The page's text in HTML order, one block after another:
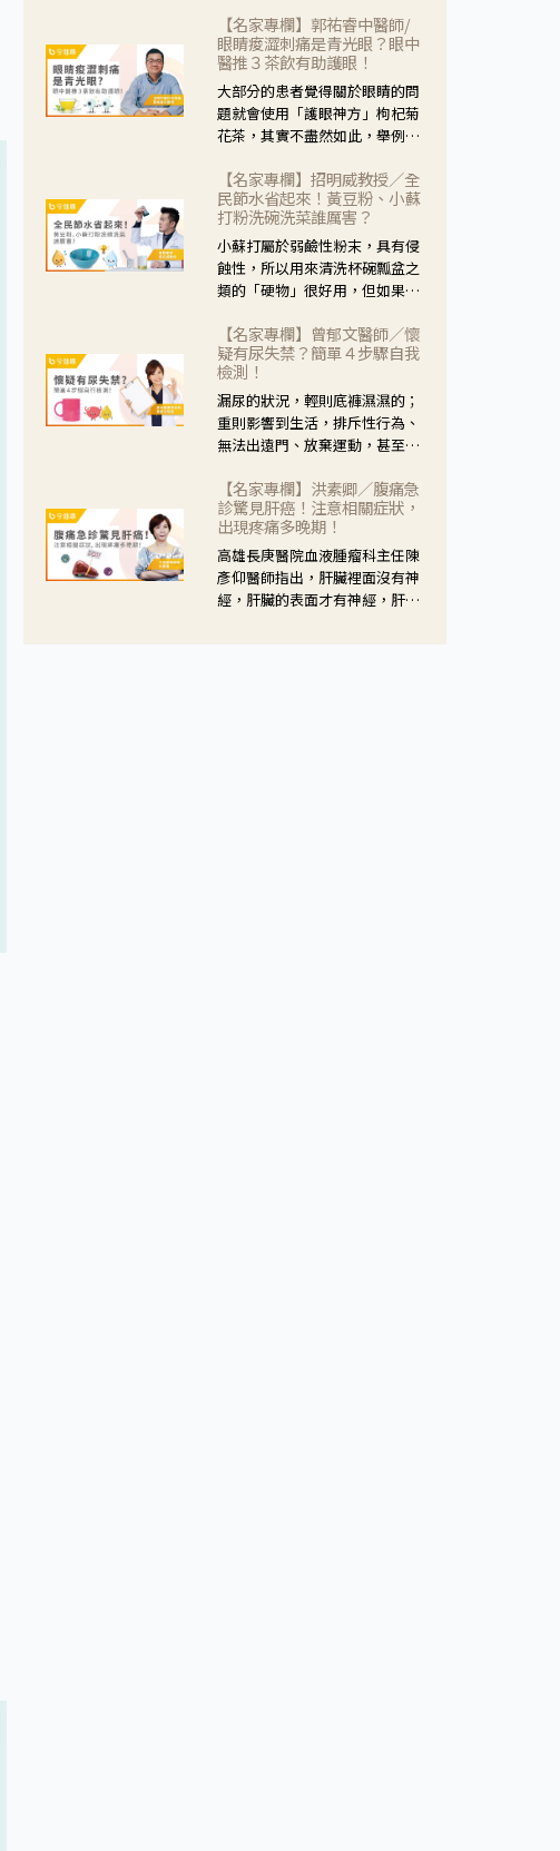
【名家專欄】郭祐睿中醫師/
眼睛痠澀刺痛是青光眼？眼中
醫推３茶飲有助護眼！
大部分的患者覺得關於眼睛的問
題就會使用「護眼神方」枸杞菊
花茶，其實不盡然如此，舉例來
紅、眼睛痛、眼屎多而且顏色
黃，當然就可以使用枸杞菊花
茶，但是枸杞的劑量要少，菊花
的劑量要多；若是有以上症狀以
外，眼睛還會有灼熱感，眼屎多
到會「牽絲」，也就是水樣分泌
了，這時候就要使用菊花、金銀
花來治療；假如單純的眼睛乾
澀，結膜沒有紅，眼睛周圍沒有
眼屎，這種情況是屬於「陰
虛」，就可以使用枸杞、蓮藕、
麥門冬、山藥等比較滋潤的藥
【名家專欄】招明威教授／全
民節水省起來！黃豆粉、小蘇
打粉洗碗洗菜誰厲害？
小蘇打屬於弱鹼性粉末，具有侵
蝕性，所以用來清洗杯碗瓢盆之
類的「硬物」很好用，但如果用
特別注意用法用量，使用過多或
是浸泡太久，容易腐蝕蔬菜的纖
維，讓菜軟掉不清脆。
【名家專欄】曾郁文醫師／懷
疑有尿失禁？簡單４步驟自我
檢測！
漏尿的狀況，輕則底褲濕濕的；
重則影響到生活，排斥性行為、
無法出遠門、放棄運動，甚至怕
禁」的症狀，長期下來不敢與朋
友往來，低潮陰霾造成憂鬱症。
【名家專欄】洪素卿／腹痛急
診驚見肝癌！注意相關症狀，
出現疼痛多晚期！
高雄長庚醫院血液腫瘤科主任陳
彥仰醫師指出，肝臟裡面沒有神
經，肝臟的表面才有神經，肝臟